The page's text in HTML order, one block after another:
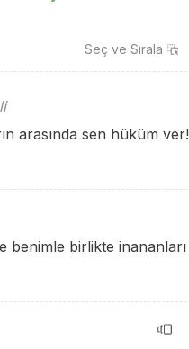
Seç ve Sırala
arasında sen hüküm ver!
benimle birlikte inananları